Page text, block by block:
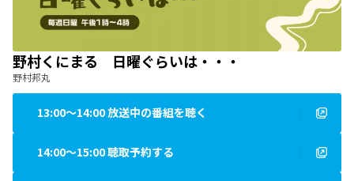
野村くにまる 日曜ぐらいは・・・
野村邦丸
13:00〜14:00 放送中の番組を聴く
14:00〜15:00 聴取予約する